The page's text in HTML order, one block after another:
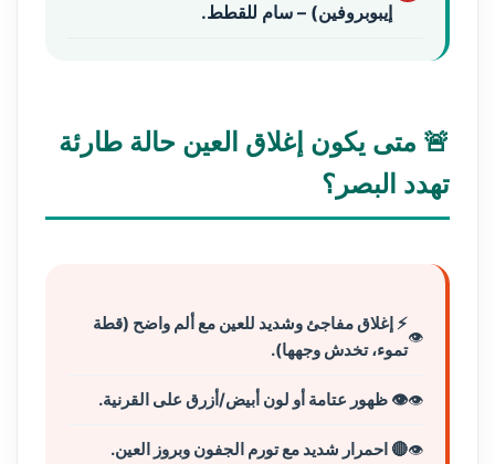
إيبوبروفين) – سام للقطط.
🚨 متى يكون إغلاق العين حالة طارئة
تهدد البصر؟
⚡ إغلاق مفاجئ وشديد للعين مع ألم واضح (قطة
تموء، تخدش وجهها).
👁️ ظهور عتامة أو لون أبيض/أزرق على القرنية.
🔴 احمرار شديد مع تورم الجفون وبروز العين.